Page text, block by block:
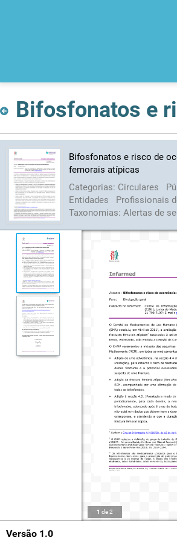
Bifosfonatos e risco de
femorais atípicas
Categorias: Circulares
Entidades
Profissionais
Taxonomias: Alertas de
1 de2
Versão 1.0